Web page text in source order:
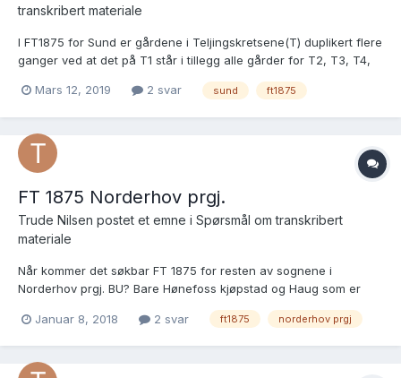
transkribert materiale
I FT1875 for Sund er gårdene i Teljingskretsene(T) duplikert flere
ganger ved at det på T1 står i tillegg alle gårder for T2, T3, T4,
står i tillegg alle gårder for T4, T5 og T6 I T4 står i tillegg alle
Mars 12, 2019 2 svar sund ft1875
FT 1875 Norderhov prgj.
Trude Nilsen postet et emne i Spørsmål om transkribert
materiale
Når kommer det søkbar FT 1875 for resten av sognene i
Norderhov prgj. BU? Bare Hønefoss kjøpstad og Haug som er
Januar 8, 2018
2 svar ft1875 norderhov prgj